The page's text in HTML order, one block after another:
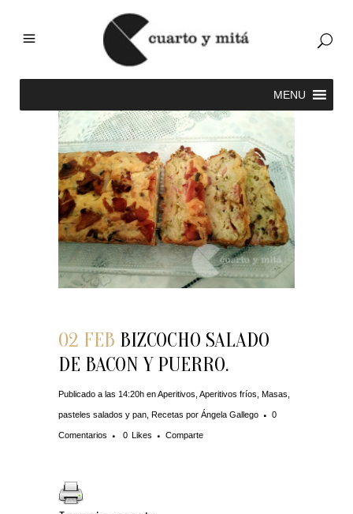
02 FEB BIZCOCHO SALADO
DE BACON Y PUERRO.
Publicado a las 14:20h enAperitivos Aperitivos fríos Masas,
pasteles salados y pan Recetas por Ángela Gallego 0
Comentarios 0 Likes Comparte